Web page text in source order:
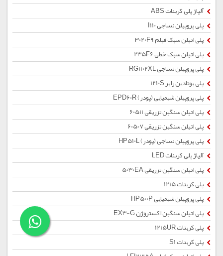
آلیاژ پلی کربنات ABS
پلی پروپیلن نساجی I110
پلی اتیلن سبک فیلم 3020F9
پلی اتیلن سبک خطی 235F6
پلی پروپیلن نساجی RG1102XL
پلی بوتادین رابر 1210S
پلی پروپیلن شیمیایی (پودر) EPD60R
پلی اتیلن سنگین تزریقی 60511
پلی اتیلن سنگین تزریقی 60507
پلی پروپیلن نساجی (پودر) HP510L
آلیاژ پلی کربنات LED
پلی اتیلن سنگین تزریقی 5030EA
پلی کربنات 1215
پلی پروپیلن شیمیایی HP500P
پلی اتیلن سنگین اکستروژن EX3-G
پلی کربنات 1215UR
پلی کربنات S1